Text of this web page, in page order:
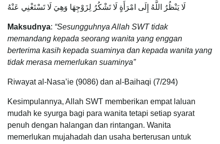
لَا يَنْظُرُ اللَّهُ إِلَى امْرَأَةٍ لَا تَشْكُرُ لِزَوْجِهَا وَهِيَ لَا تَسْتَغْنِي عَنْهُ
Maksudnya: “Sesungguhnya Allah SWT tidak
memandang kepada seorang wanita yang enggan
berterima kasih kepada suaminya dan kepada wanita yang
tidak merasa memerlukan suaminya”
Riwayat al-Nasa’ie (9086) dan al-Baihaqi (7/294)
Kesimpulannya, Allah SWT memberikan empat laluan
mudah ke syurga bagi para wanita tetapi setiap syarat
penuh dengan halangan dan rintangan. Wanita
memerlukan mujahadah dan usaha berterusan untuk